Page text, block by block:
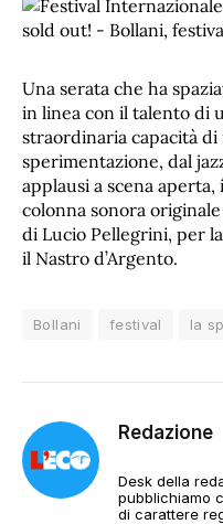
Una serata che ha
in linea con il talento di
straordinaria capacità di
sperimentazione, dal
applausi a scena
colonna sonora
di Lucio Pellegrini, per
il Nastro d’Argento.
Bollani festival la
Redazione
Desk della
pubblichiamo
di carattere